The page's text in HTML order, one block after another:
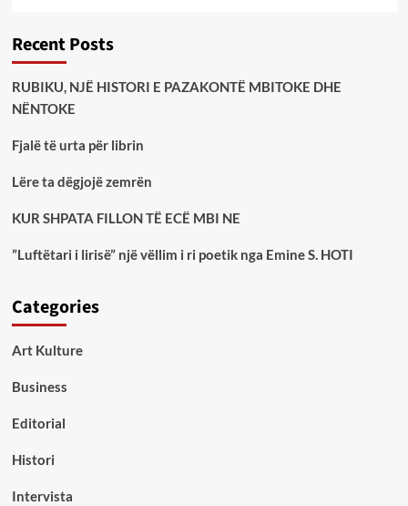
Recent Posts
RUBIKU, NJË HISTORI E PAZAKONTË MBITOKE DHE
NËNTOKE
Fjalë të urta për librin
Lëre ta dëgjojë zemrën
KUR SHPATA FILLON TË ECË MBI NE
”Luftëtari i lirisë” një vëllim i ri poetik nga Emine S. HOTI
Categories
Art Kulture
Business
Editorial
Histori
Intervista